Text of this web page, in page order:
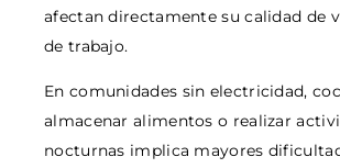
afectan directamente su calidad de
de trabajo.
En comunidades sin electricidad,
almacenar alimentos o realizar
nocturnas implica mayores